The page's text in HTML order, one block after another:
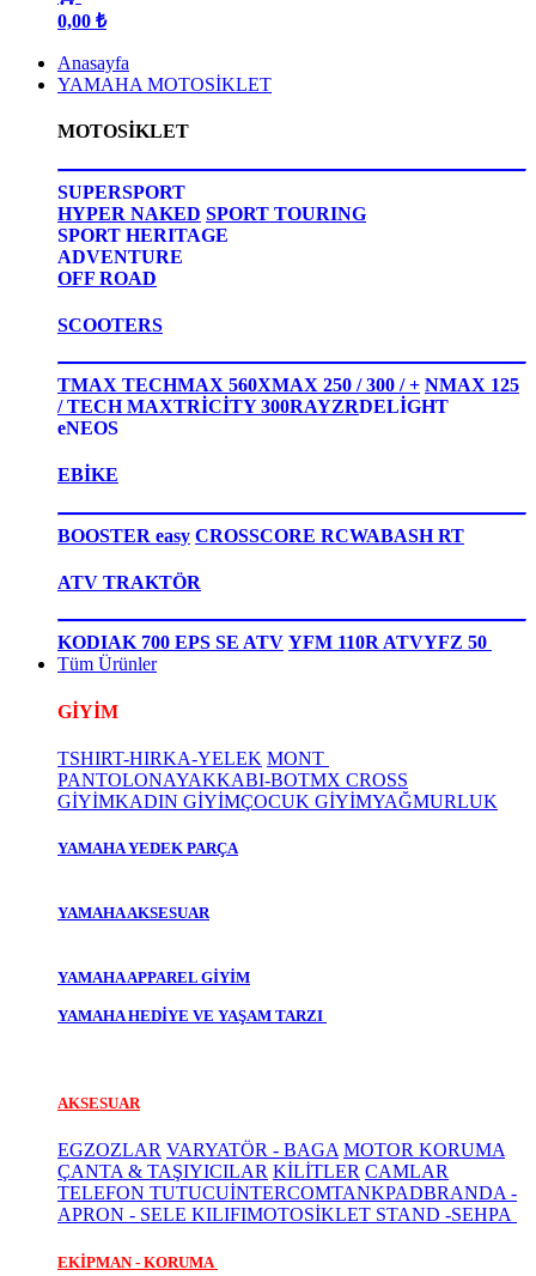
0,00 ₺
Anasayfa
YAMAHA MOTOSİKLET
MOTOSİKLET
SUPERSPORT
HYPER NAKED SPORT TOURING
SPORT HERITAGE
ADVENTURE
OFF ROAD
SCOOTERS
TMAX TECHMAX 560XMAX 250 / 300 / + NMAX 125
/ TECH MAXTRİCİTY 300RAYZRDELİGHT
eNEOS
EBİKE
BOOSTER easy CROSSCORE RCWABASH RT
ATV TRAKTÖR
KODIAK 700 EPS SE ATV YFM 110R ATVYFZ 50
Tüm Ürünler
GİYİM
TSHIRT-HIRKA-YELEK MONT
PANTOLONAYAKKABI-BOTMX CROSS
GİYİMKADIN GİYİMÇOCUK GİYİMYAĞMURLUK
YAMAHA YEDEK PARÇA
YAMAHA AKSESUAR
YAMAHA APPAREL GİYİM
YAMAHA HEDİYE VE YAŞAM TARZI
AKSESUAR
EGZOZLAR VARYATÖR - BAGA MOTOR KORUMA
ÇANTA & TAŞIYICILAR KİLİTLER CAMLAR
TELEFON TUTUCUİNTERCOMTANKPADBRANDA -
APRON - SELE KILIFIMOTOSİKLET STAND -SEHPA
EKİPMAN - KORUMA